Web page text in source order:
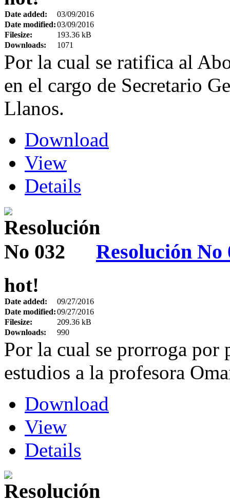
Date added:
03/09/2016
Date modified:03/09/2016
Filesize:
193.36 kB
Downloads:
1071
Por la cual se ratifica al
en el cargo de Secretario
Llanos.
Download
View
Details
Resolución No
hot!
Date added:
09/27/2016
Date modified:09/27/2016
Filesize:
209.36 kB
Downloads:
990
Por la cual se prorroga por
estudios a la profesora
Download
View
Details